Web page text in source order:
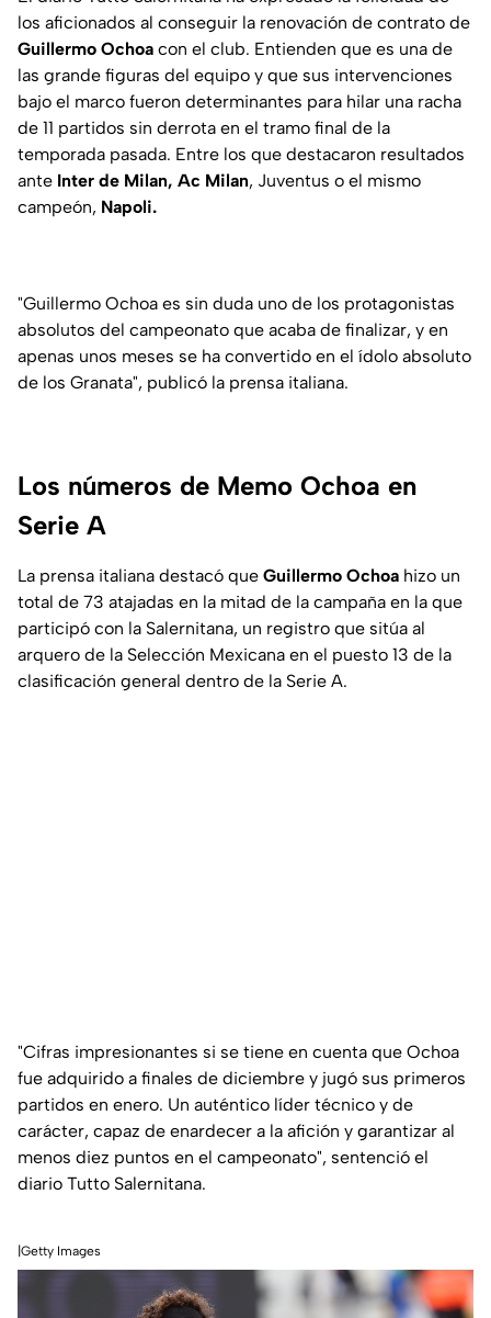
los aficionados al conseguir la renovación de contrato de
Guillermo Ochoa con el club. Entienden que es una de
las grande figuras del equipo y que sus intervenciones
bajo el marco fueron determinantes para hilar una racha
de 11 partidos sin derrota en el tramo final de la
temporada pasada. Entre los que destacaron resultados
ante Inter de Milan, Ac Milan, Juventus o el mismo
campeón, Napoli.
"Guillermo Ochoa es sin duda uno de los protagonistas
absolutos del campeonato que acaba de finalizar, y en
apenas unos meses se ha convertido en el ídolo absoluto
de los Granata", publicó la prensa italiana.
Los números de Memo Ochoa en
Serie A
La prensa italiana destacó que Guillermo Ochoa hizo un
total de 73 atajadas en la mitad de la campaña en la que
participó con la Salernitana, un registro que sitúa al
arquero de la Selección Mexicana en el puesto 13 de la
clasificación general dentro de la Serie A.
"Cifras impresionantes si se tiene en cuenta que Ochoa
fue adquirido a finales de diciembre y jugó sus primeros
partidos en enero. Un auténtico líder técnico y de
carácter, capaz de enardecer a la afición y garantizar al
menos diez puntos en el campeonato", sentenció el
diario Tutto Salernitana.
|Getty Images